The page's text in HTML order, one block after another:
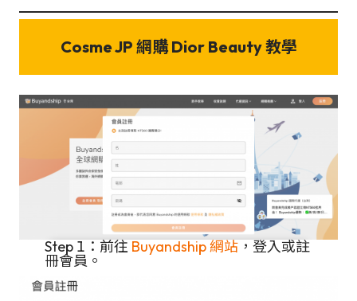
Cosme JP 網購 Dior Beauty 教學
Step 1：前往 Buyandship 網站 ，登入或註
冊會員。